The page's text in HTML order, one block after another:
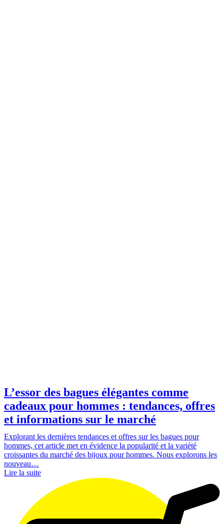
L’essor des bagues élégantes comme
cadeaux pour hommes : tendances, offres
et informations sur le marché
Explorant les dernières tendances et offres sur les bagues pour
hommes, cet article met en évidence la popularité et la variété
croissantes du marché des bijoux pour hommes. Nous explorons les
nouveau…
Lire la suite